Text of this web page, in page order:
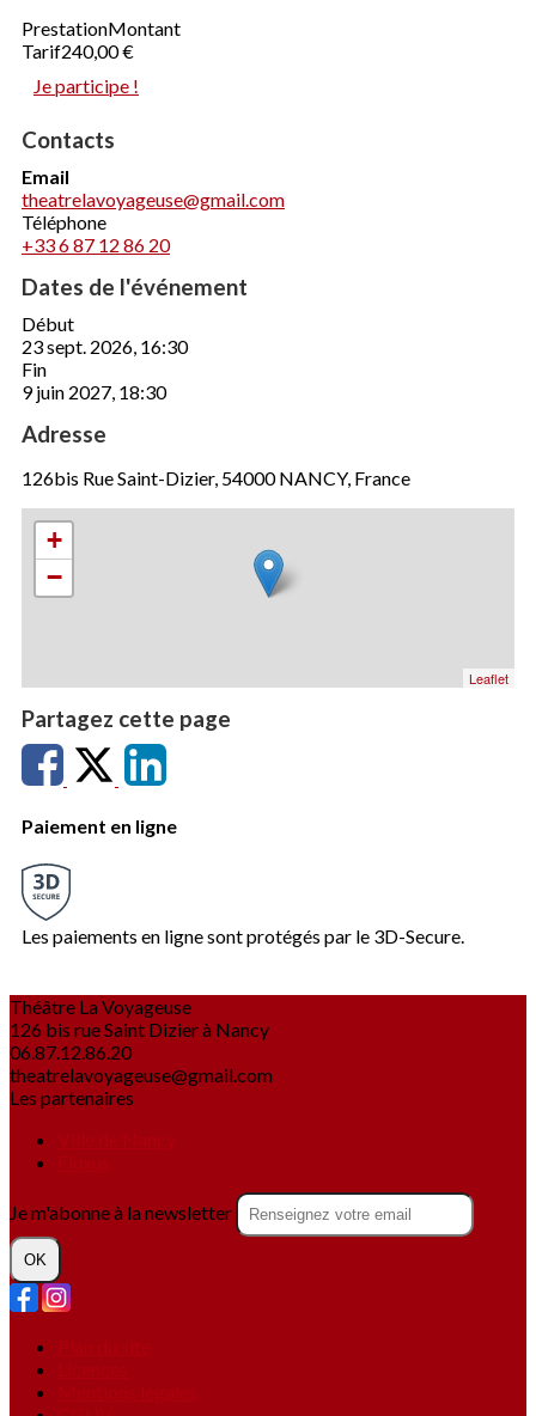
PrestationMontant
Tarif240,00 €
Je participe !
Contacts
Email
theatrelavoyageuse@gmail.com
Téléphone
+33 6 87 12 86 20
Dates de l'événement
Début
23 sept. 2026, 16:30
Fin
9 juin 2027, 18:30
Adresse
126bis Rue Saint-Dizier, 54000 NANCY, France
+
−
Leaflet
Partagez cette page
Paiement en ligne
Les paiements en ligne sont protégés par le 3D-Secure.
Théâtre La Voyageuse
126 bis rue Saint Dizier à Nancy
06.87.12.86.20
theatrelavoyageuse@gmail.com
Les partenaires
Je m'abonne à la newsletter
OK